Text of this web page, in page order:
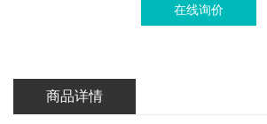
在线询价
商品详情